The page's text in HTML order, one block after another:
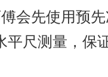
会先使用预
平尺测量，保